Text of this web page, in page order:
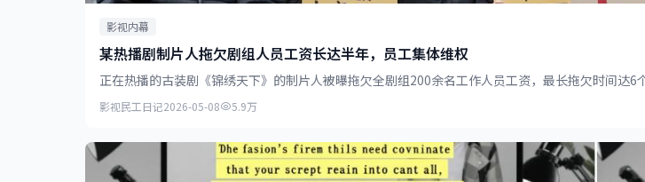
影视内幕
某热播剧制片人拖欠剧组人员工资长达半年，员工集体维权
正在热播的古装剧《锦绣天下》的制片人被曝拖欠全剧组200余名工作人员工资，最长拖欠时间达6
影视民工日记2026-05-08 5.9万